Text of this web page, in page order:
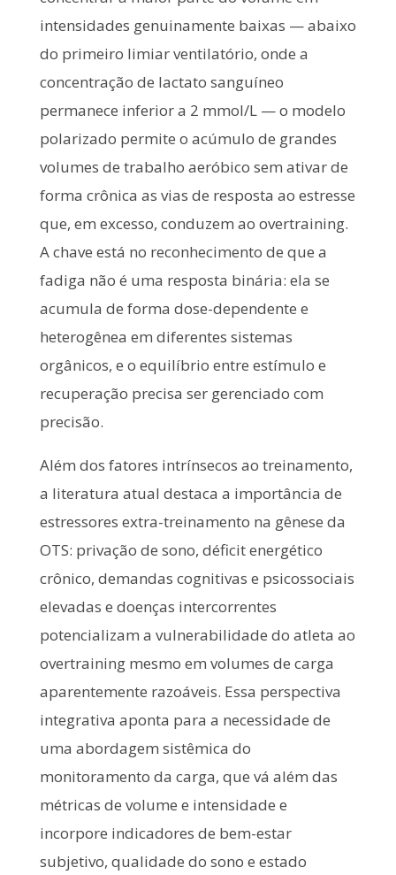
intensidades genuinamente baixas — abaixo
do primeiro limiar ventilatório, onde a
concentração de lactato sanguíneo
permanece inferior a 2 mmol/L — o modelo
polarizado permite o acúmulo de grandes
volumes de trabalho aeróbico sem ativar de
forma crônica as vias de resposta ao estresse
que, em excesso, conduzem ao overtraining.
A chave está no reconhecimento de que a
fadiga não é uma resposta binária: ela se
acumula de forma dose-dependente e
heterogênea em diferentes sistemas
orgânicos, e o equilíbrio entre estímulo e
recuperação precisa ser gerenciado com
precisão.
Além dos fatores intrínsecos ao treinamento,
a literatura atual destaca a importância de
estressores extra-treinamento na gênese da
OTS: privação de sono, déficit energético
crônico, demandas cognitivas e psicossociais
elevadas e doenças intercorrentes
potencializam a vulnerabilidade do atleta ao
overtraining mesmo em volumes de carga
aparentemente razoáveis. Essa perspectiva
integrativa aponta para a necessidade de
uma abordagem sistêmica do
monitoramento da carga, que vá além das
métricas de volume e intensidade e
incorpore indicadores de bem-estar
subjetivo, qualidade do sono e estado